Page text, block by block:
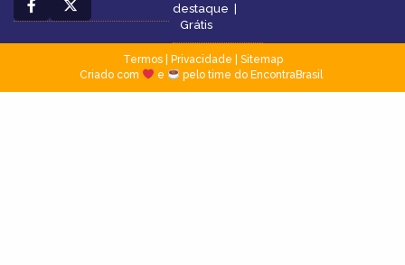
destaque |
Grátis
Termos| Privacidade
Sitemap
Criado com
e pelo time do EncontraBrasil